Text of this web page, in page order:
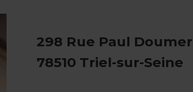
298 Rue Paul Doumer
78510 Triel-sur-Seine